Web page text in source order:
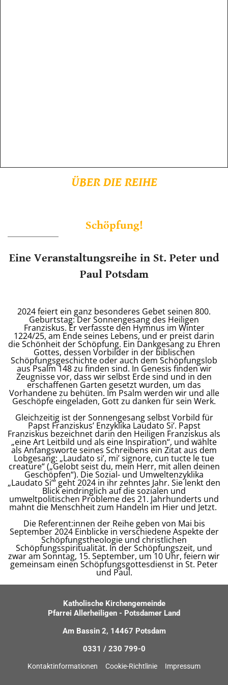
ÜBER DIE REIHE
Schöpfung!
Eine Veranstaltungsreihe in St. Peter und
Paul Potsdam
2024 feiert ein ganz besonderes Gebet seinen 800.
Geburtstag: Der Sonnengesang des Heiligen
Franziskus. Er verfasste den Hymnus im Winter
1224/25, am Ende seines Lebens, und er preist darin
die Schönheit der Schöpfung. Ein Dankgesang zu Ehren
Gottes, dessen Vorbilder in der biblischen
Schöpfungsgeschichte oder auch dem Schöpfungslob
aus Psalm 148 zu finden sind. In Genesis finden wir
Zeugnisse vor, dass wir selbst Erde sind und in den
erschaffenen Garten gesetzt wurden, um das
Vorhandene zu behüten. Im Psalm werden wir und alle
Geschöpfe eingeladen, Gott zu danken für sein Werk.
Gleichzeitig ist der Sonnengesang selbst Vorbild für
Papst Franziskus’ Enzyklika Laudato Si’. Papst
Franziskus bezeichnet darin den Heiligen Franziskus als
„eine Art Leitbild und als eine Inspiration“, und wählte
als Anfangsworte seines Schreibens ein Zitat aus dem
Lobgesang: „Laudato si’, mi’ signore, cun tucte le tue
creature“ („Gelobt seist du, mein Herr, mit allen deinen
Geschöpfen“). Die Sozial- und Umweltenzyklika
„Laudato Si’“ geht 2024 in ihr zehntes Jahr. Sie lenkt den
Blick eindringlich auf die sozialen und
umweltpolitischen Probleme des 21. Jahrhunderts und
mahnt die Menschheit zum Handeln im Hier und Jetzt.
Die Referent:innen der Reihe geben von Mai bis
September 2024 Einblicke in verschiedene Aspekte der
Schöpfungstheologie und christlichen
Schöpfungsspiritualität. In der Schöpfungszeit, und
zwar am Sonntag, 15. September, um 10 Uhr, feiern wir
gemeinsam einen Schöpfungsgottesdienst in St. Peter
und Paul.
Katholische Kirchengemeinde
Pfarrei Allerheiligen - Potsdamer Land
Am Bassin 2, 14467 Potsdam
0331 / 230 799-0
Kontaktinformationen Cookie-Richtlinie Impressum